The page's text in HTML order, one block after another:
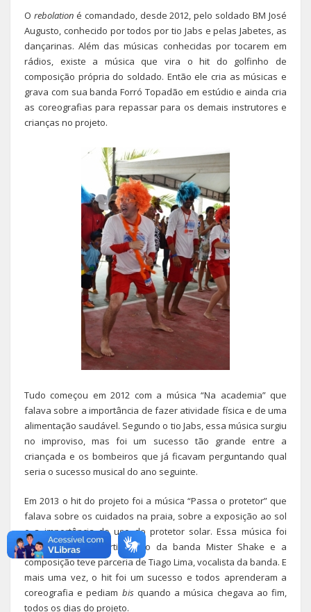
O rebolationé comandado, desde 2012, pelo soldado BM José
Augusto, conhecido por todos por tio Jabs e pelas Jabetes, as
dançarinas. Além das músicas conhecidas por tocarem em
rádios, existe a música que vira o hit do golfinho de
composição própria do soldado. Então ele cria as músicas e
grava com sua banda Forró Topadão em estúdio e ainda cria
as coreografias para repassar para os demais instrutores e
crianças no projeto.
Tudo começou em 2012 com a música “Na academia” que
falava sobre a importância de fazer atividade física e de uma
alimentação saudável. Segundo o tio Jabs, essa música surgiu
no improviso, mas foi um sucesso tão grande entre a
criançada e os bombeiros que já ficavam perguntando qual
seria o sucesso musical do ano seguinte.
Em 2013 o hit do projeto foi a música “Passa o protetor” que
falava sobre os cuidados na praia, sobre a exposição ao sol
e a importância do uso do protetor solar. Essa música foi
gravada com a participação da banda Mister Shake e a
composição teve parceria de Tiago Lima, vocalista da banda. E
mais uma vez, o hit foi um sucesso e todos aprenderam a
coreografia e pediam bis quando a música chegava ao fim,
todos os dias do projeto.